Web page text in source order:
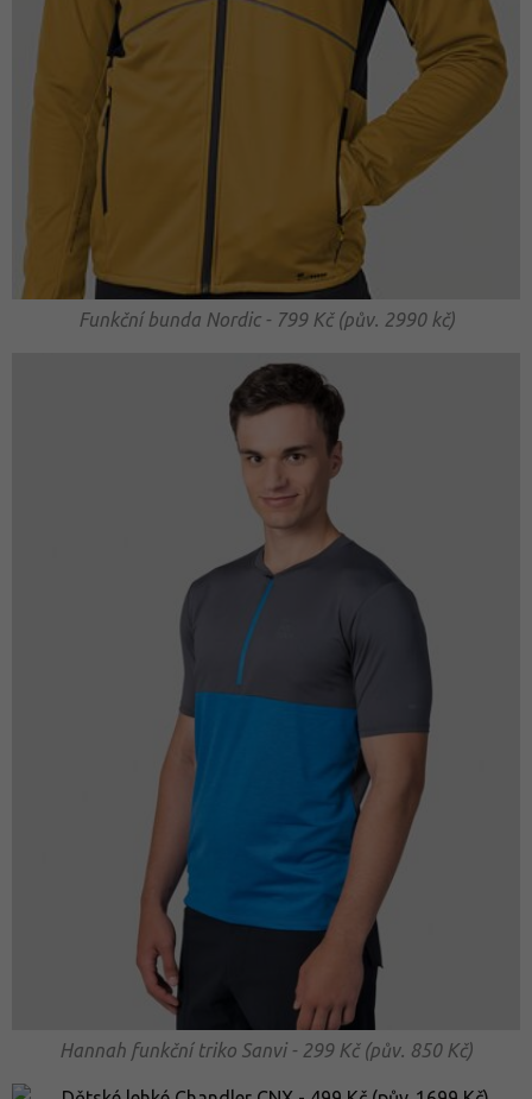
Funkční bunda Nordic - 799 Kč (pův. 2990 kč)
Hannah funkční triko Sanvi - 299 Kč (pův. 850 Kč)